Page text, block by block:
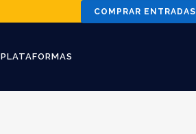
COMPRAR ENTRADAS
PLATAFORMAS